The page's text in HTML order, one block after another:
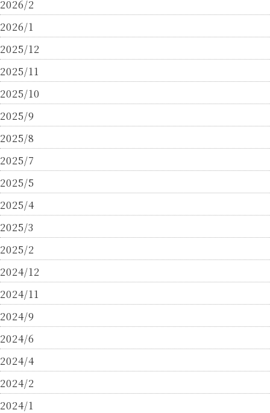
2026/2
2026/1
2025/12
2025/11
2025/10
2025/9
2025/8
2025/7
2025/5
2025/4
2025/3
2025/2
2024/12
2024/11
2024/9
2024/6
2024/4
2024/2
2024/1